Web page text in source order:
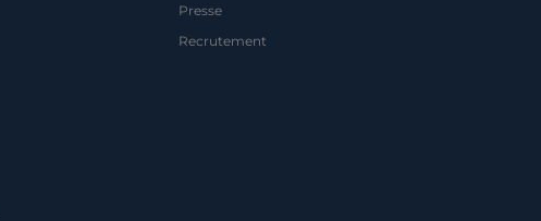
Presse
Recrutement